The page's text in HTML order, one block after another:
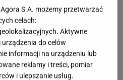
kruchego ciasta
cebuli i przypraw. Sekret
składnikach, które razem
S.A. możemy przetwarzać
celach:
Aktywne
do celów
informacji na urządzeniu lub
reklamy i treści, pomiar
i ulepszanie usług.